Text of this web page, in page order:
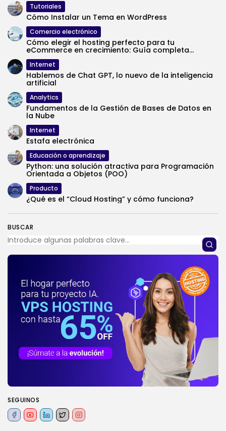
BUSCAR
SEGUINOS
Tutoriales
Cómo Instalar un Tema en WordPress
Comercio electrónico
Cómo elegir el hosting perfecto para tu
eCommerce en crecimiento: Guía completa...
Internet
Hablemos de Chat GPT, lo nuevo de la inteligencia
artificial
Analytics
Fundamentos de la Gestión de Bases de Datos en
la Nube
Internet
Estafa electrónica
Educación o aprendizaje
Python: una solución atractiva para Programación
Orientada a Objetos (POO)
Producto
¿Qué es el “Cloud Hosting” y cómo funciona?